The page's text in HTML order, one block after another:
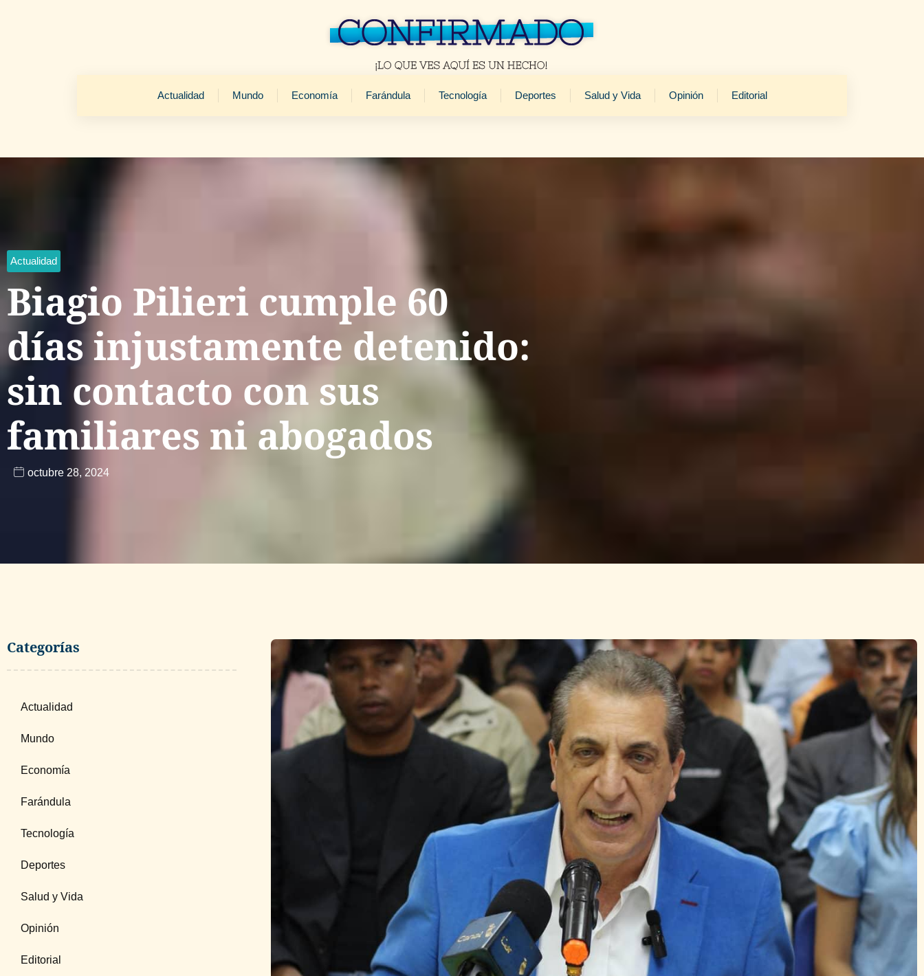
Actualidad Mundo Economía Farándula Tecnología Deportes Salud y Vida Opinión Editorial
Actualidad
Biagio Pilieri cumple 60
días injustamente detenido:
sin contacto con sus
familiares ni abogados
octubre 28, 2024
Categorías
Actualidad
Mundo
Economía
Farándula
Tecnología
Deportes
Salud y Vida
Opinión
Editorial